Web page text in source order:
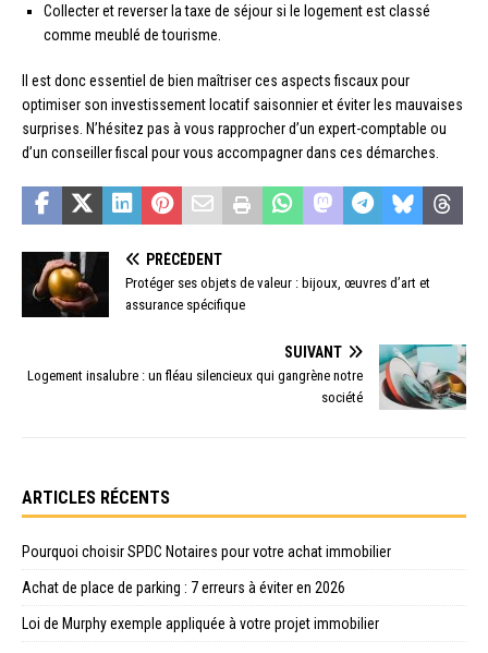
Collecter et reverser la taxe de séjour si le logement est classé
comme meublé de tourisme.
Il est donc essentiel de bien maîtriser ces aspects fiscaux pour
optimiser son investissement locatif saisonnier et éviter les mauvaises
surprises. N’hésitez pas à vous rapprocher d’un expert-comptable ou
d’un conseiller fiscal pour vous accompagner dans ces démarches.
PRÉCÉDENT
Protéger ses objets de valeur : bijoux, œuvres d’art et
assurance spécifique
SUIVANT
Logement insalubre : un fléau silencieux qui gangrène notre
société
ARTICLES RÉCENTS
Pourquoi choisir SPDC Notaires pour votre achat immobilier
Achat de place de parking : 7 erreurs à éviter en 2026
Loi de Murphy exemple appliquée à votre projet immobilier